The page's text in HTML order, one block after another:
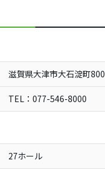
滋賀県大津市大石淀町800
TEL：077-546-8000
27ホール